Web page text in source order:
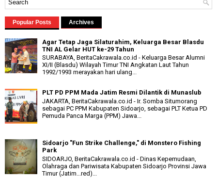
Popular Posts Archives
Agar Tetap Jaga Silaturahim, Keluarga Besar Blasdu
TNI AL Gelar HUT ke-29 Tahun
SURABAYA, BeritaCakrawala.co.id - Keluarga Besar Alumni
XI/II (Blasdu) Wilayah Timur TNI Angkatan Laut Tahun
1992/1993 merayakan hari ulang...
PLT PD PPM Mada Jatim Resmi Dilantik di Munaslub
JAKARTA, BeritaCakrawala.co.id - Ir. Somba Situmorang
sebagai PC PPM Kabupaten Sidoarjo, sebagai PLT Ketua PD
Pemuda Panca Marga (PPM) Jawa...
Sidoarjo "Fun Strike Challenge," di Monstero Fishing
Park
SIDOARJO, BeritaCakrawala.co.id - Dinas Kepemudaan,
Olahraga dan Pariwisata Kabupaten Sidoarjo Provinsi Jawa
Timur (Jatim...red)...